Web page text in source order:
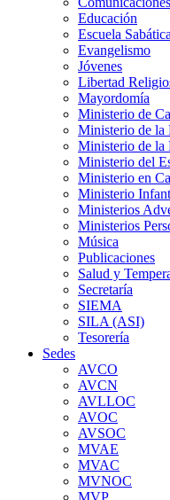
Educación
Escuela Sabática
Evangelismo
Jóvenes
Libertad
Mayordomía
Ministerio de
Ministerio de la
Ministerio de la
Ministerio del
Ministerio en
Ministerio
Ministerios
Ministerios
Música
Publicaciones
Salud y
Secretaría
SIEMA
SILA (ASI)
Tesorería
Sedes
AVCO
AVCN
AVLLOC
AVOC
AVSOC
MVAE
MVAC
MVNOC
MVP